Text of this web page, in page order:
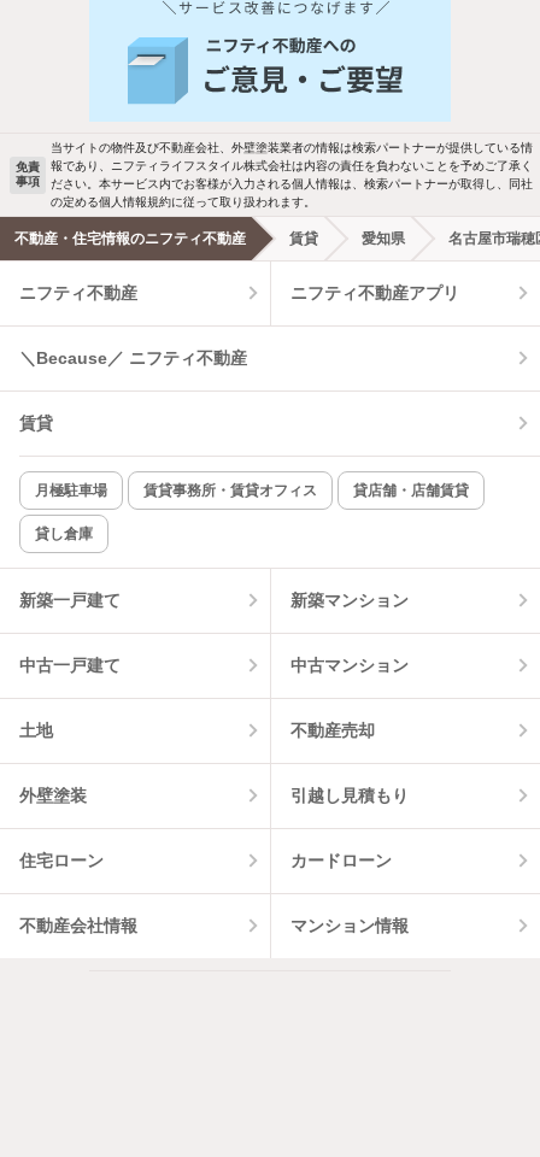
免責
事項
当サイトの物件及び不動産会社、外壁塗装業者の情報は検索パートナーが提供している情
報であり、ニフティライフスタイル株式会社は内容の責任を負わないことを予めご了承く
ださい。本サービス内でお客様が入力される個人情報は、検索パートナーが取得し、同社
の定める個人情報規約に従って取り扱われます。
不動産・住宅情報のニフティ不動産 賃貸 愛知県 名古屋市瑞穂
ニフティ不動産 ニフティ不動産アプリ
＼Because／ ニフティ不動産
賃貸
月極駐車場 賃貸事務所・賃貸オフィス 貸店舗・店舗賃貸
貸し倉庫
新築一戸建て 新築マンション
中古一戸建て 中古マンション
土地 不動産売却
外壁塗装 引越し見積もり
住宅ローン カードローン
不動産会社情報 マンション情報